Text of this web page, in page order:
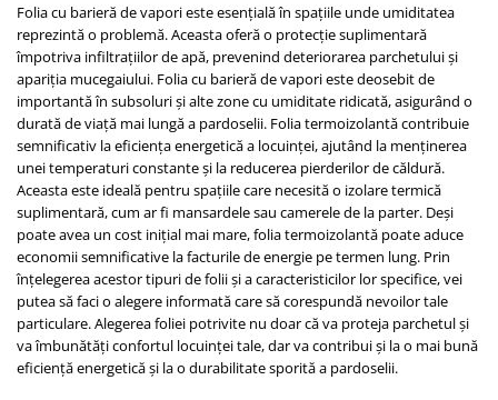
Folia cu barieră de vapori este esențială în spațiile unde umiditatea
reprezintă o problemă. Aceasta oferă o protecție suplimentară
împotriva infiltrațiilor de apă, prevenind deteriorarea parchetului și
apariția mucegaiului. Folia cu barieră de vapori este deosebit de
importantă în subsoluri și alte zone cu umiditate ridicată, asigurând o
durată de viață mai lungă a pardoselii. Folia termoizolantă contribuie
semnificativ la eficiența energetică a locuinței, ajutând la menținerea
unei temperaturi constante și la reducerea pierderilor de căldură.
Aceasta este ideală pentru spațiile care necesită o izolare termică
suplimentară, cum ar fi mansardele sau camerele de la parter. Deși
poate avea un cost inițial mai mare, folia termoizolantă poate aduce
economii semnificative la facturile de energie pe termen lung. Prin
înțelegerea acestor tipuri de folii și a caracteristicilor lor specifice, vei
putea să faci o alegere informată care să corespundă nevoilor tale
particulare. Alegerea foliei potrivite nu doar că va proteja parchetul și
va îmbunătăți confortul locuinței tale, dar va contribui și la o mai bună
eficiență energetică și la o durabilitate sporită a pardoselii.